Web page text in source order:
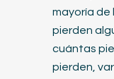
mayoría de
pierden
cuántas
pierden,